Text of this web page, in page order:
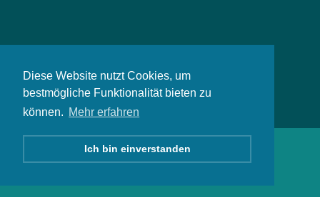
Diese Website nutzt Cookies, um
bestmögliche Funktionalität bieten zu
können. Mehr erfahren
Ich bin einverstanden